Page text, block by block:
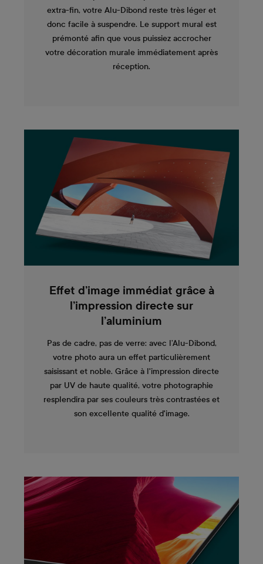
extra-fin, votre Alu-Dibond reste très léger et
donc facile à suspendre. Le support mural est
prémonté afin que vous puissiez accrocher
votre décoration murale immédiatement après
réception.
Effet d’image immédiat grâce à
l’impression directe sur
l’aluminium
Pas de cadre, pas de verre: avec l’Alu-Dibond,
votre photo aura un effet particulièrement
saisissant et noble. Grâce à l'impression directe
par UV de haute qualité, votre photographie
resplendira par ses couleurs très contrastées et
son excellente qualité d'image.